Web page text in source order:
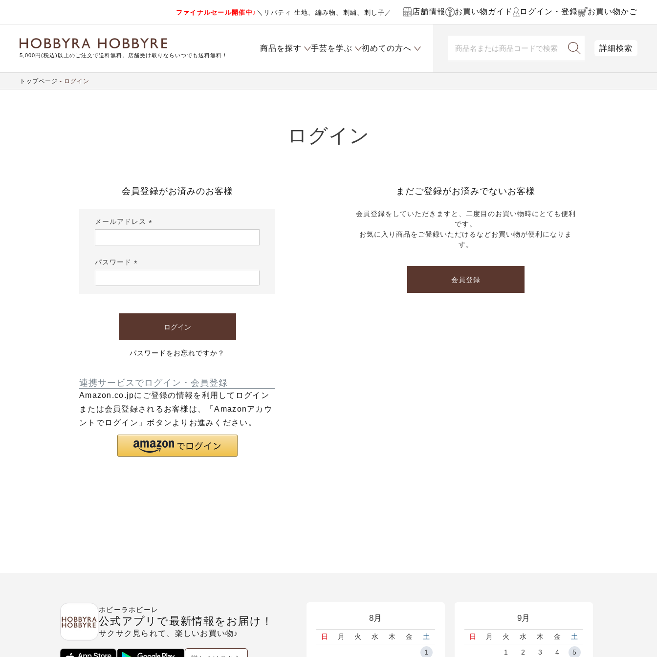
ファイナルセール開催中♪ ＼リバティ 生地、編み物、刺繍、刺し子／ 店舗情報 お買い物ガイド ログイン・登録 お買い物かご
5,000円(税込)以上のご注文で送料無料。店舗受け取りならいつでも送料無料！
商品を探す 手芸を学ぶ 初めての方へ 詳細検索
トップページ ログイン
ログイン
会員登録がお済みのお客様
メールアドレス
須)
パスワード
須)
ログイン
パスワードをお忘れですか？
連携サービスでログイン・会員登録
Amazon.co.jpにご登録の情報を利用してログイン
または会員登録されるお客様は、「Amazonアカウ
ントでログイン」ボタンよりお進みください。
まだご登録がお済みでないお客様
会員登録をしていただきますと、二度目のお買い物時にとても便利
です。
お気に入り商品をご登録いただけるなどお買い物が便利になりま
す。
会員登録
8月
日 月 火 水 木 金
土
1
9月
日 月 火 水 木 金
土
1
2 3 4 5
ホビーラホビーレ
公式アプリで最新情報をお届け！
サクサク見られて、楽しいお買い物♪